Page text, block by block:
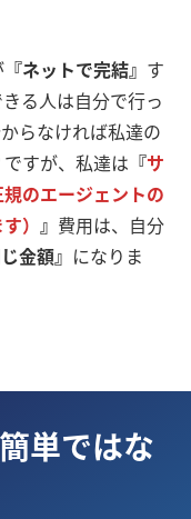
『ネットで完結』 す
る人は自分で行っ
らなければ私達の
すが、私達は 『サ
のエージェントの
） 』 費用は、自分
金額』 になりま
単ではな